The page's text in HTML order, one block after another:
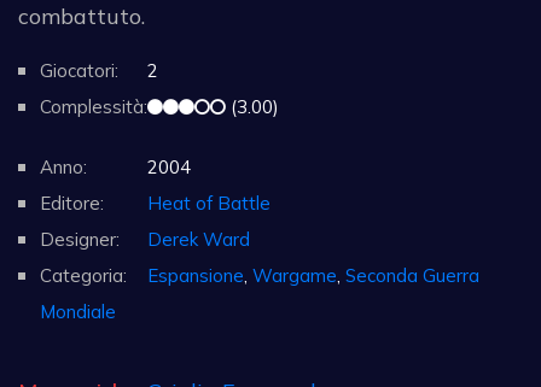
combattuto.
Giocatori:
2
Complessità:
(3.00)
Anno:
2004
Editore:
Heat of Battle
Designer:
Derek Ward
Categoria:
Espansione Wargame Seconda Guerra
Mondiale